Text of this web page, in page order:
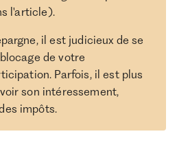
l'article).
il est judicieux de se
de votre
Parfois, il est plus
son intéressement,
impôts.